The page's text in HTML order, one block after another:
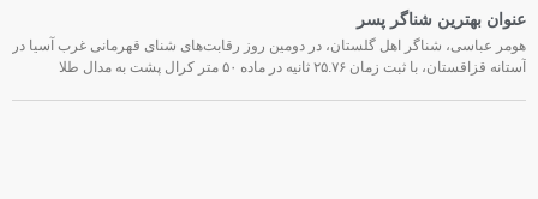
عنوان بهترین شناگر پسر
هومر عباسی، شناگر اهل گلستان، در دومین روز رقابت‌های شنای قهرمانی غرب آسیا در
آستانه قزاقستان، با ثبت زمان ۲۵.۷۶ ثانیه در ماده ۵۰ متر کرال پشت به مدال طلا